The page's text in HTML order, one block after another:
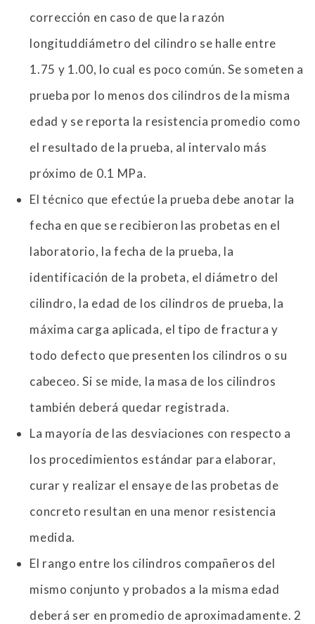
corrección en caso de que la razón
longituddiámetro del cilindro se halle entre
1.75 y 1.00, lo cual es poco común. Se someten a
prueba por lo menos dos cilindros de la misma
edad y se reporta la resistencia promedio como
el resultado de la prueba, al intervalo más
próximo de 0.1 MPa.
El técnico que efectúe la prueba debe anotar la
fecha en que se recibieron las probetas en el
laboratorio, la fecha de la prueba, la
identificación de la probeta, el diámetro del
cilindro, la edad de los cilindros de prueba, la
máxima carga aplicada, el tipo de fractura y
todo defecto que presenten los cilindros o su
cabeceo. Si se mide, la masa de los cilindros
también deberá quedar registrada.
La mayoría de las desviaciones con respecto a
los procedimientos estándar para elaborar,
curar y realizar el ensaye de las probetas de
concreto resultan en una menor resistencia
medida.
El rango entre los cilindros compañeros del
mismo conjunto y probados a la misma edad
deberá ser en promedio de aproximadamente. 2